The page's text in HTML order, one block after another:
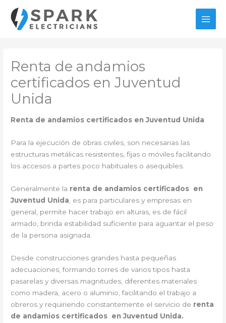
contenido
Renta de andamios
certificados en Juventud
Unida
Renta de andamios certificados en Juventud Unida
Para la ejecución de obras civiles, son necesarias las
estructuras metálicas resistentes, fijas o móviles facilitando
los accesos a partes poco habituales o asequibles.
Generalmente la renta de andamios certificados en
Juventud Unida , es para particulares y empresas en
general, permite hacer trabajo en alturas, es de fácil
armado, brinda estabilidad suficiente para aguantar el peso
de la persona asignada.
Desde construcciones grandes hasta pequeñas
adecuaciones, formando torres de varios tipos hasta
pasarelas y diversas magnitudes, diferentes materiales
como madera, acero o aluminio, facilitando el trabajo a
obreros y requiriendo constantemente el servicio de renta
de andamios certificados en Juventud Unida.